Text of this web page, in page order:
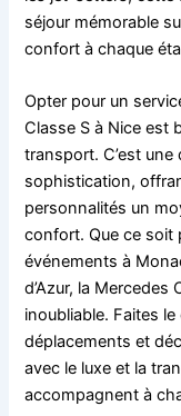
séjour mémorable
confort à chaque
Opter pour un
Classe S à Nice est
transport. C’est
sophistication,
personnalités un
confort. Que ce soit
événements à
d’Azur, la
inoubliable. Faites
déplacements et
avec le luxe et la
accompagnent à